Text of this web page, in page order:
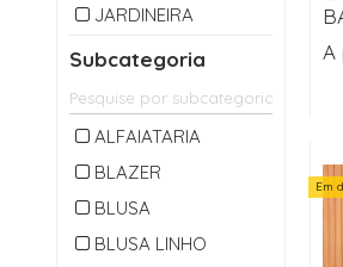
JARDINEIRA
MACACAO
PARKA
Subcategoria
ALFAIATARIA
BLAZER
BLUSA
BLUSA LINHO
A
Em